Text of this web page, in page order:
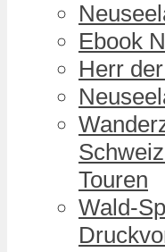
Ebook
Herr
Touren
Wald-